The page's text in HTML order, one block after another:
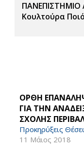
ΠΑΝΕΠΙΣΤΗΜΙΟ
Κουλτούρα
ΟΡΘΗ
ΓΙΑ ΤΗΝ
ΣΧΟΛΗΣ
Προκηρύξεις
11 Μάιος 2018